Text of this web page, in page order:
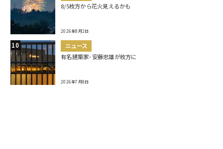
8/5枚方から花火見えるかも
2026年8月2日
ニュース
有名建築家･安藤忠雄が枚方に
2026年7月8日